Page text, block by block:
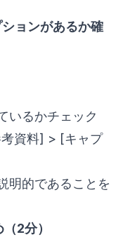
ョンがあるか確
いるかチェック
資料] > [キャプ
明的であることを
2分）